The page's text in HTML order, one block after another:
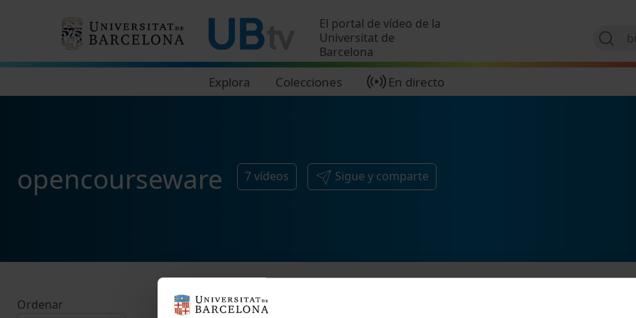
El portal de vídeo de la
Universitat de
Barcelona
Explora Colecciones En directo
opencourseware 7vídeos Sigue y comparte
Ordenar